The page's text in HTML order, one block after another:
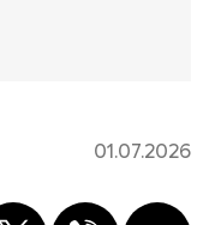
01.07.2026